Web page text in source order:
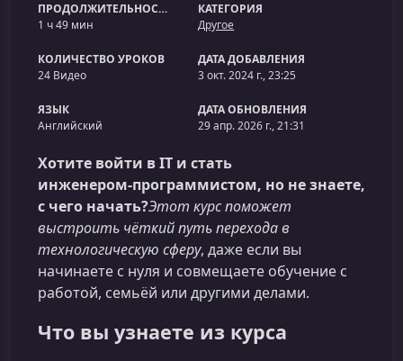
ПРОДОЛЖИТЕЛЬНОСТЬ
1 ч 49 мин
КАТЕГОРИЯ
Другое
КОЛИЧЕСТВО УРОКОВ
24 Видео
ДАТА ДОБАВЛЕНИЯ
3 окт. 2024 г., 23:25
ЯЗЫК
Английский
ДАТА ОБНОВЛЕНИЯ
29 апр. 2026 г., 21:31
Хотите войти в IT и стать
инженером‑программистом, но не знаете,
с чего начать?Этот курс поможет
выстроить чёткий путь перехода в
технологическую сферу, даже если вы
начинаете с нуля и совмещаете обучение с
работой, семьёй или другими делами.
Что вы узнаете из курса